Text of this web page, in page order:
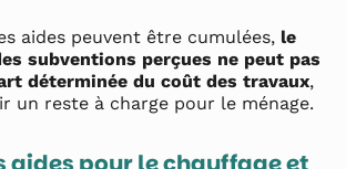
aides peuvent être cumulées, le
subventions perçues ne peut pas
déterminée du coût des travaux,
un reste à charge pour le ménage.